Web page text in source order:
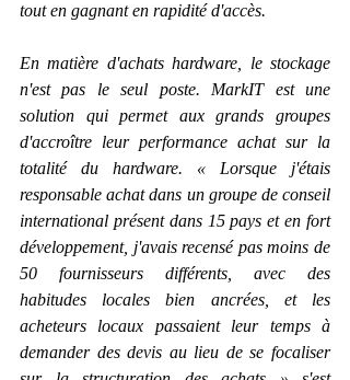
tout en gagnant en rapidité d'accès.
En matière d'achats hardware, le stockage
n'est pas le seul poste. MarkIT est une
solution qui permet aux grands groupes
d'accroître leur performance achat sur la
totalité du hardware. « Lorsque j'étais
responsable achat dans un groupe de conseil
international présent dans 15 pays et en fort
développement, j'avais recensé pas moins de
50 fournisseurs différents, avec des
habitudes locales bien ancrées, et les
acheteurs locaux passaient leur temps à
demander des devis au lieu de se focaliser